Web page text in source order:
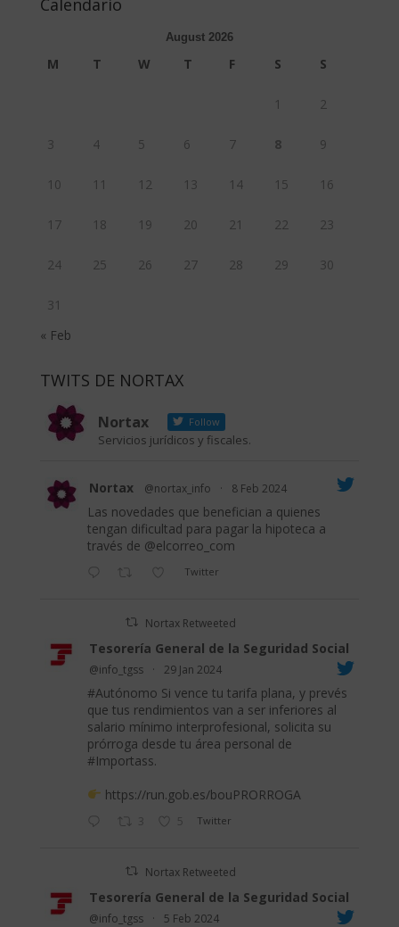
Calendario
August 2026
M T W T F S S
1 2
3 4 5 6 7 8 9
10 11 12 13 14 15 16
17 18 19 20 21 22 23
24 25 26 27 28 29 30
31
« Feb
TWITS DE NORTAX
Nortax Follow
Servicios jurídicos y fiscales.
Nortax @nortax_info · 8 Feb 2024
Las novedades que benefician a quienes
tengan dificultad para pagar la hipoteca a
través de @elcorreo_com
Twitter
Nortax Retweeted
Tesorería General de la Seguridad Social
@info_tgss · 29 Jan 2024
#Autónomo Si vence tu tarifa plana, y prevés
que tus rendimientos van a ser inferiores al
salario mínimo interprofesional, solicita su
prórroga desde tu área personal de
#Importass.
https://run.gob.es/bouPRORROGA
3 5 Twitter
Nortax Retweeted
Tesorería General de la Seguridad Social
@info_tgss · 5 Feb 2024